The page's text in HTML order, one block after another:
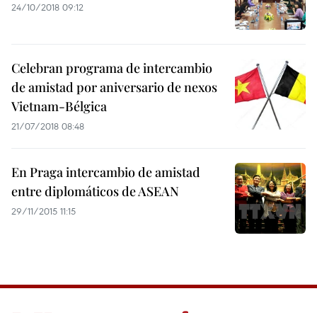
24/10/2018 09:12
Celebran programa de intercambio
de amistad por aniversario de nexos
Vietnam-Bélgica
21/07/2018 08:48
En Praga intercambio de amistad
entre diplomáticos de ASEAN
29/11/2015 11:15